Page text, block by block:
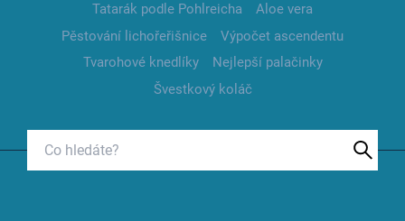
Tatarák podle Pohlreicha
Aloe vera
Pěstování lichořeřišnice
Výpočet ascendentu
Tvarohové knedlíky
Nejlepší palačinky
Švestkový koláč